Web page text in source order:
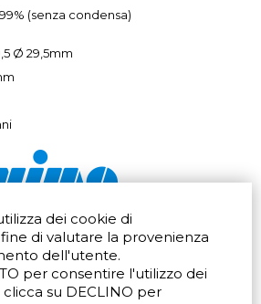
dei cookie di
di valutare la provenienza
dell'utente.
per consentire l'utilizzo dei
su DECLINO per
(senza condensa)
Ø 29,5mm
Tel. +39 039 672520
Fax +39 039 672568
Email
Via San Crispino 64
Padova (PD) 35129